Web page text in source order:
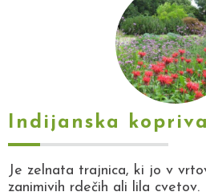
Indijanska kopriva
Je zelnata trajnica, ki jo v
zanimivih rdečih ali lila cvetov.